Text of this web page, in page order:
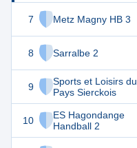
7 Metz Magny HB 3
8 Sarralbe 2
9
Sports et Loisirs du
Pays Sierckois
10
ES Hagondange
Handball 2
37
34
33